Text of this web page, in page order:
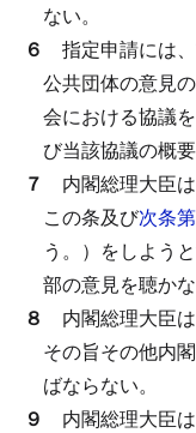
ない。
６ 指定申請には、
公共団体の意見
会における協議
び当該協議の概
７ 内閣総理大臣は
この条及び次条
う。）をしよう
部の意見を聴か
８ 内閣総理大臣
その旨その他内
ばならない。
９ 内閣総理大臣